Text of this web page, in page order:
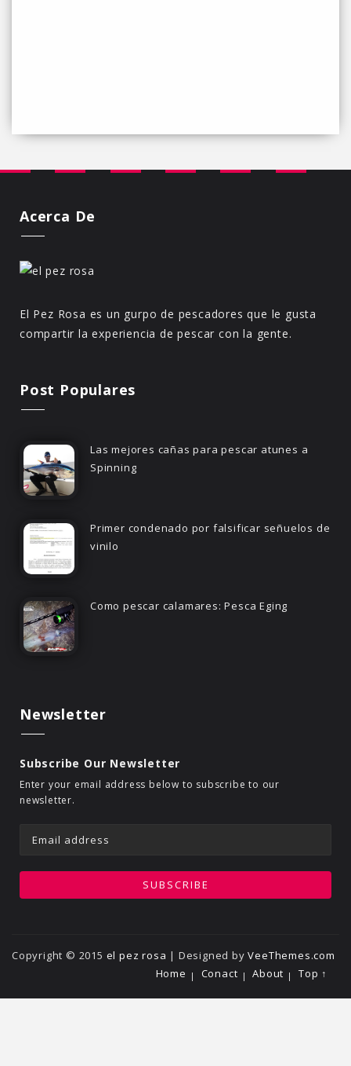
Acerca De
El Pez Rosa es un gurpo de pescadores que le gusta
compartir la experiencia de pescar con la gente.
Post Populares
Las mejores cañas para pescar atunes a
Spinning
Primer condenado por falsificar señuelos de
vinilo
Como pescar calamares: Pesca Eging
Newsletter
Subscribe Our Newsletter
Enter your email address below to subscribe to our
newsletter.
Copyright © 2015 el pez rosa | Designed byVeeThemes.com
Home
Conact About Top ↑